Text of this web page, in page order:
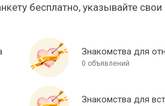
бесплатно, указывайте
0 объявлений
Знакомства для